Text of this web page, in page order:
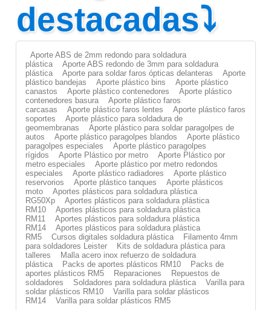
destacadas⤵
Aporte ABS de 2mm redondo para soldadura
plástica
Aporte ABS redondo de 3mm para soldadura
plástica
Aporte para soldar faros ópticas delanteras
Aporte
plástico bandejas
Aporte plástico bins
Aporte plástico
canastos
Aporte plástico contenedores
Aporte plástico
contenedores basura
Aporte plástico faros
carcasas
Aporte plástico faros lentes
Aporte plástico faros
soportes
Aporte plástico para soldadura de
geomembranas
Aporte plástico para soldar paragolpes de
autos
Aporte plástico paragolpes blandos
Aporte plástico
paragolpes especiales
Aporte plástico paragolpes
rígidos
Aporte Plástico por metro
Aporte Plástico por
metro especiales
Aporte plástico por metro redondos
especiales
Aporte plástico radiadores
Aporte plástico
reservorios
Aporte plástico tanques
Aporte plásticos
moto
Aportes plásticos para soldadura plástica
RG50Xp
Aportes plásticos para soldadura plástica
RM10
Aportes plásticos para soldadura plástica
RM11
Aportes plásticos para soldadura plástica
RM14
Aportes plásticos para soldadura plástica
RM5
Cursos digitales soldadura plástica
Filamento 4mm
para soldadores Leister
Kits de soldadura plástica para
talleres
Malla acero inox refuerzo de soldadura
plástica
Packs de aportes plásticos RM10
Packs de
aportes plásticos RM5
Reparaciones
Repuestos de
soldadores
Soldadores para soldadura plástica
Varilla para
soldar plásticos RM10
Varilla para soldar plásticos
RM14
Varilla para soldar plásticos RM5